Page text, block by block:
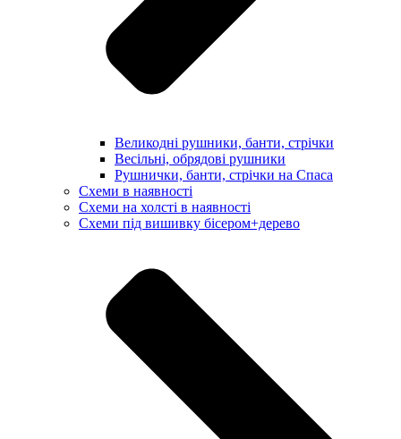
Великодні рушники, банти, стрічки
Весільні, обрядові рушники
Рушнички, банти, стрічки на Спаса
Схеми в наявності
Схеми на холсті в наявності
Схеми під вишивку бісером+дерево